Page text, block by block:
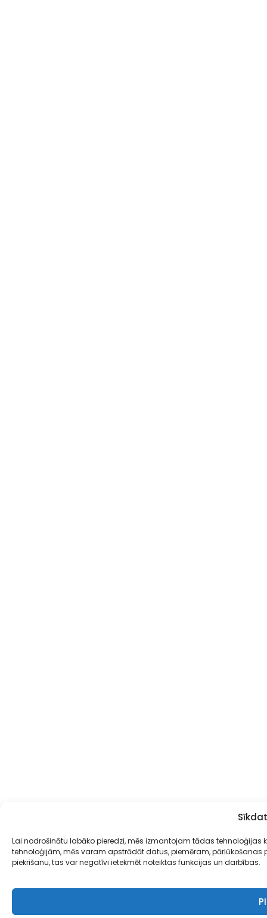
Lai nodrošinātu labāko pieredzi, mēs izmantojam tādas
tehnoloģijām, mēs varam apstrādāt datus, piemēram,
piekrišanu, tas var negatīvi ietekmēt noteiktas funkcijas un darbības.